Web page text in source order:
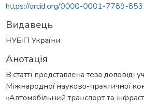
https://orcid.org/0000-0001-7789-
Видавець
НУБіП України
Анотація
В статті представлена теза доповіді
Міжнародної науково-практичної
«Автомобільний транспорт та